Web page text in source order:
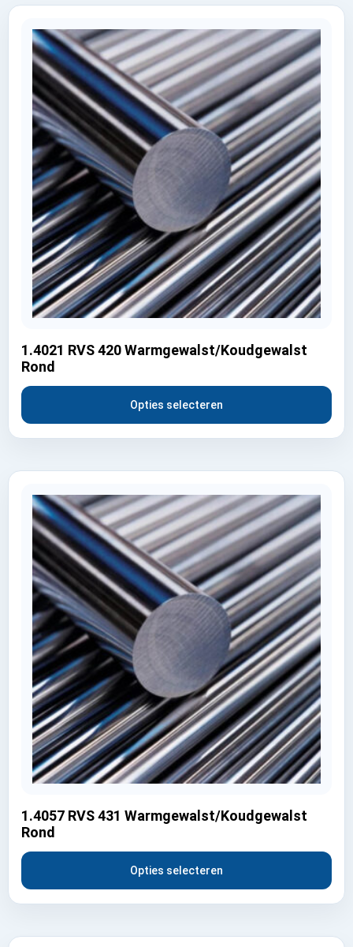
1.4021 RVS 420 Warmgewalst/Koudgewalst
Rond
Opties selecteren
1.4057 RVS 431 Warmgewalst/Koudgewalst
Rond
Opties selecteren